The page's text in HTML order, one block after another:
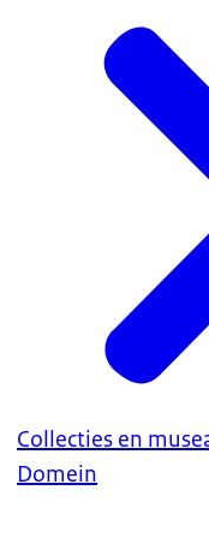
Collecties en
Domein